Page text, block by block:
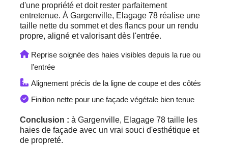
d'une propriété et doit rester parfaitement
entretenue. À Gargenville, Elagage 78 réalise une
taille nette du sommet et des flancs pour un rendu
propre, aligné et valorisant dès l'entrée.
Reprise soignée des haies visibles depuis la rue ou
l'entrée
Alignement précis de la ligne de coupe et des côtés
Finition nette pour une façade végétale bien tenue
Conclusion : à Gargenville, Elagage 78 taille les
haies de façade avec un vrai souci d'esthétique et
de propreté.